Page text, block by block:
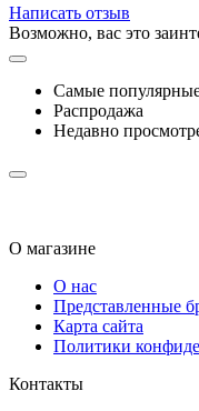
Написать отзыв
Возможно, вас это
Самые
Распродажа
Недавно
О магазине
О нас
Представленные
Карта сайта
Политики
Контакты